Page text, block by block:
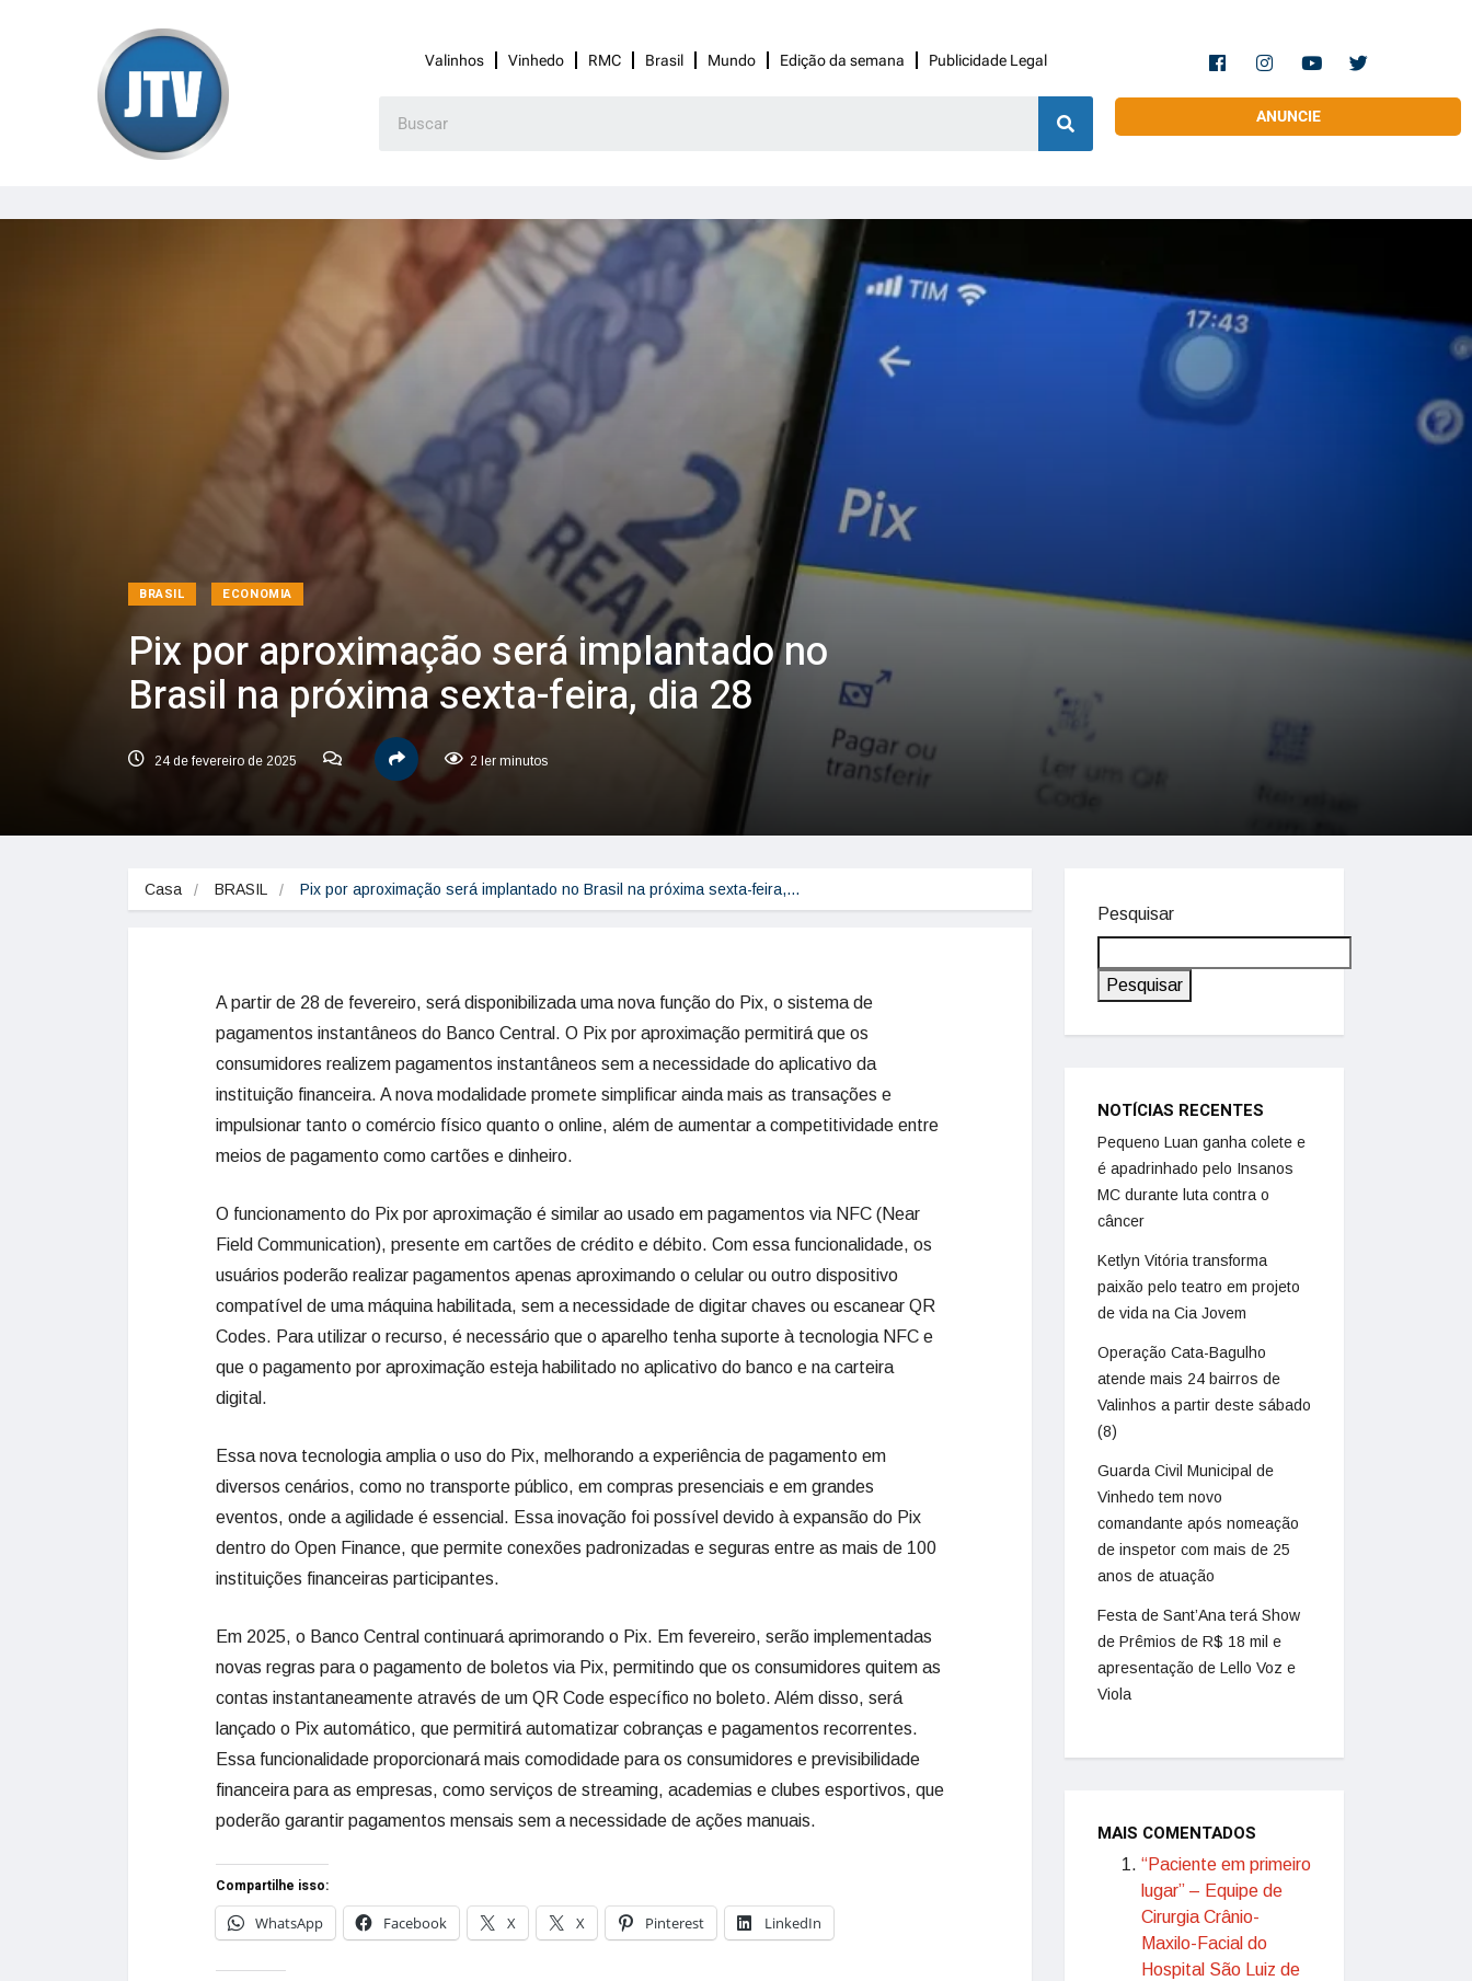
Valinhos Vinhedo RMC Brasil Mundo Edição da semana Publicidade Legal
ANUNCIE
BRASIL ECONOMIA
Pix por aproximação será implantado no
Brasil na próxima sexta-feira, dia 28
24 de fevereiro de 2025 2 ler minutos
Casa BRASIL Pix por aproximação será implantado no Brasil na próxima sexta-feira,…
A partir de 28 de fevereiro, será disponibilizada uma nova função do Pix, o sistema de
pagamentos instantâneos do Banco Central. O Pix por aproximação permitirá que os
consumidores realizem pagamentos instantâneos sem a necessidade do aplicativo da
instituição financeira. A nova modalidade promete simplificar ainda mais as transações e
impulsionar tanto o comércio físico quanto o online, além de aumentar a competitividade entre
meios de pagamento como cartões e dinheiro.
O funcionamento do Pix por aproximação é similar ao usado em pagamentos via NFC (Near
Field Communication), presente em cartões de crédito e débito. Com essa funcionalidade, os
usuários poderão realizar pagamentos apenas aproximando o celular ou outro dispositivo
compatível de uma máquina habilitada, sem a necessidade de digitar chaves ou escanear QR
Codes. Para utilizar o recurso, é necessário que o aparelho tenha suporte à tecnologia NFC e
que o pagamento por aproximação esteja habilitado no aplicativo do banco e na carteira
digital.
Essa nova tecnologia amplia o uso do Pix, melhorando a experiência de pagamento em
diversos cenários, como no transporte público, em compras presenciais e em grandes
eventos, onde a agilidade é essencial. Essa inovação foi possível devido à expansão do Pix
dentro do Open Finance, que permite conexões padronizadas e seguras entre as mais de 100
instituições financeiras participantes.
Em 2025, o Banco Central continuará aprimorando o Pix. Em fevereiro, serão implementadas
novas regras para o pagamento de boletos via Pix, permitindo que os consumidores quitem as
contas instantaneamente através de um QR Code específico no boleto. Além disso, será
lançado o Pix automático, que permitirá automatizar cobranças e pagamentos recorrentes.
Essa funcionalidade proporcionará mais comodidade para os consumidores e previsibilidade
financeira para as empresas, como serviços de streaming, academias e clubes esportivos, que
poderão garantir pagamentos mensais sem a necessidade de ações manuais.
Compartilhe isso:
WhatsApp
Facebook X X Pinterest LinkedIn
Pesquisar
Pesquisar
NOTÍCIAS RECENTES
Pequeno Luan ganha colete e
é apadrinhado pelo Insanos
MC durante luta contra o
câncer
Ketlyn Vitória transforma
paixão pelo teatro em projeto
de vida na Cia Jovem
Operação Cata-Bagulho
atende mais 24 bairros de
Valinhos a partir deste sábado
(8)
Guarda Civil Municipal de
Vinhedo tem novo
comandante após nomeação
de inspetor com mais de 25
anos de atuação
Festa de Sant’Ana terá Show
de Prêmios de R$ 18 mil e
apresentação de Lello Voz e
Viola
MAIS COMENTADOS
“Paciente em primeiro
lugar” – Equipe de
Cirurgia Crânio-
Maxilo-Facial do
Hospital São Luiz de